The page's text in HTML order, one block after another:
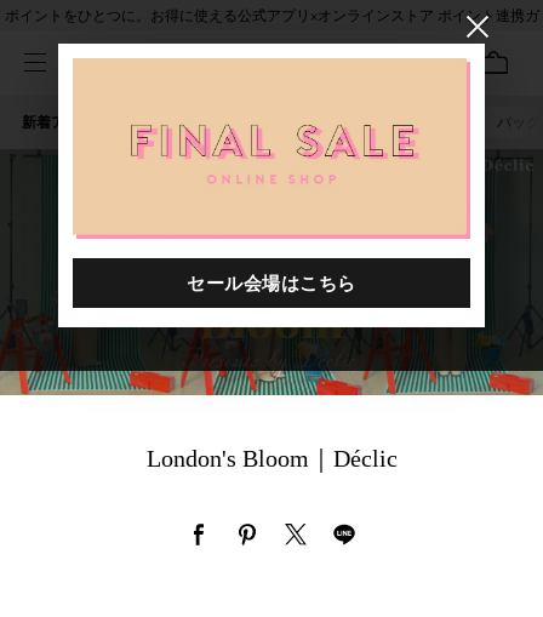
ポイントをひとつに。お得に使える公式アプリ×オンラインストア ポイント連携ガ
新着アイテム 人気ワード セール 40th限定 バッグ
London's Bloom｜Déclic